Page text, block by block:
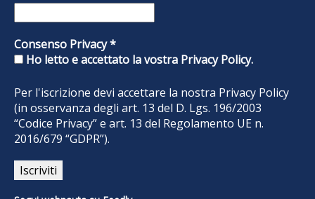
Consenso Privacy*
Ho letto e accettato la vostra Privacy Policy.
Per l'iscrizione devi accettare la nostra Privacy Policy
(in osservanza degli art. 13 del D. Lgs. 196/2003
“Codice Privacy” e art. 13 del Regolamento UE n.
2016/679 “GDPR”).